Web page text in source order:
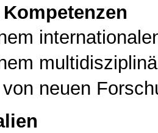
neuen